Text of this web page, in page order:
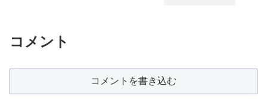
コメント
コメントを書き込む